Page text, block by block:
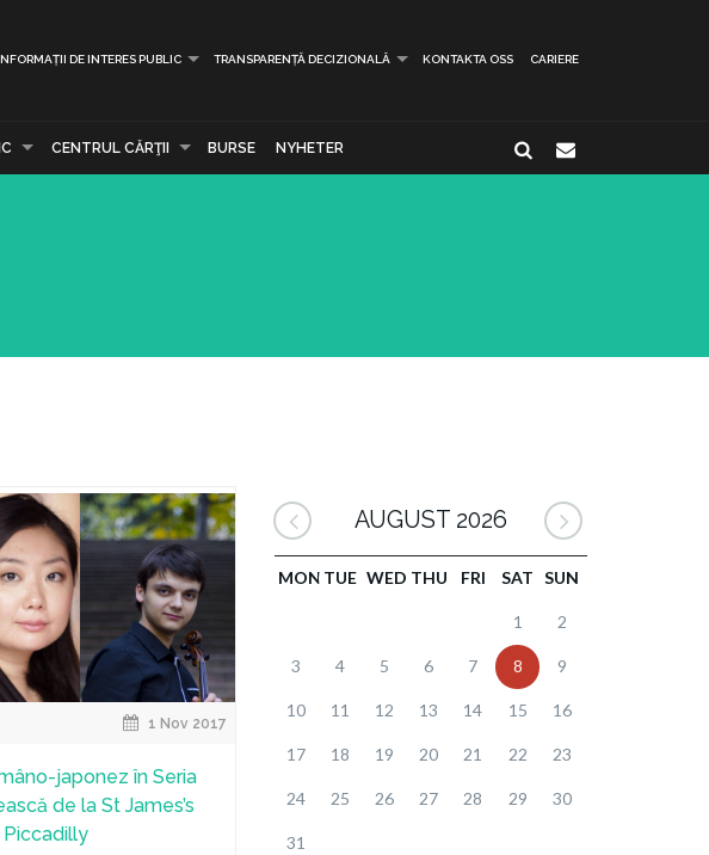
DE INTERES PUBLIC TRANSPARENȚĂ DECIZIONALĂ KONTAKTA OSS CARIERE
CENTRUL CĂRŢII BURSE NYHETER
1 Nov 2017
japonez în Seria
de la St James’s
Piccadilly
AUGUST 2026
MON TUE WED THU FRI SAT SUN
1 2
3 4 5 6 7 8 9
10 11 12 13 14 15 16
17 18 19 20 21 22 23
24 25 26 27 28 29 30
31